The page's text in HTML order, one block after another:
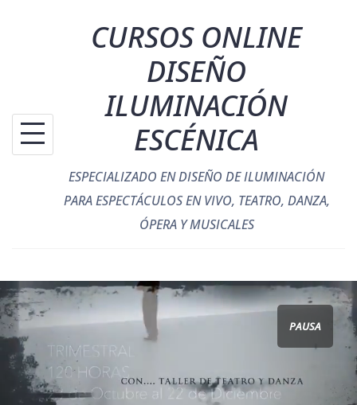
CURSOS ONLINE
DISEÑO
ILUMINACIÓN
ESCÉNICA
ESPECIALIZADO EN DISEÑO DE ILUMINACIÓN
PARA ESPECTÁCULOS EN VIVO, TEATRO, DANZA,
ÓPERA Y MUSICALES
PAUSA